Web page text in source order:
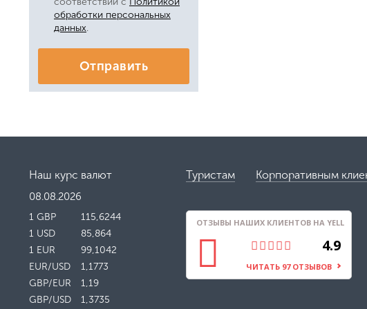
обработки персональных
данных.
Отправить
Наш курс валют
08.08.2026
1 GBP
115,6244
1 USD
85,864
1 EUR
99,1042
EUR/USD
1,1773
GBP/EUR
1,19
GBP/USD
1,3735
Туристам Корпоративным
ОТЗЫВЫ НАШИХ КЛИЕНТОВ НА YELL
4.9
ЧИТАТЬ 97 ОТЗЫВОВ